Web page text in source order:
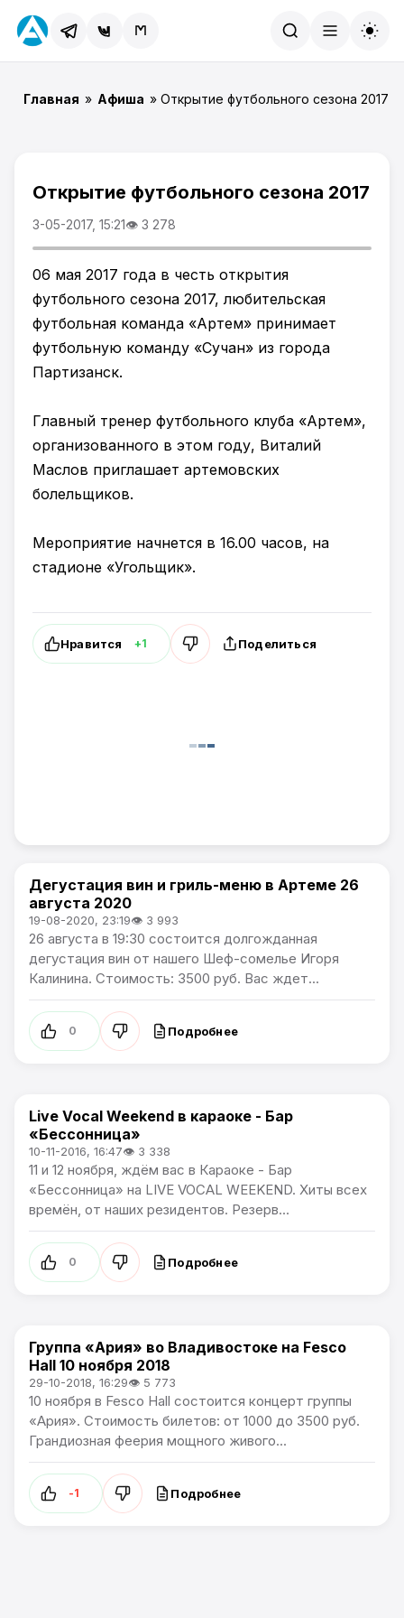
Главная » Афиша » Открытие футбольного сезона 2017
Открытие футбольного сезона 2017
3-05-2017, 15:21👁 3 278
06 мая 2017 года в честь открытия
футбольного сезона 2017, любительская
футбольная команда «Артем» принимает
футбольную команду «Сучан» из города
Партизанск.
Главный тренер футбольного клуба «Артем»,
организованного в этом году, Виталий
Маслов приглашает артемовских
болельщиков.
Мероприятие начнется в 16.00 часов, на
стадионе «Угольщик».
Нравится +1 Поделиться
Афиша
Дегустация вин и гриль-меню в Артеме 26
августа 2020
19-08-2020, 23:19👁 3 993
26 августа в 19:30 состоится долгожданная
дегустация вин от нашего Шеф-сомелье Игоря
Калинина. Стоимость: 3500 руб. Вас ждет...
0 Подробнее
Афиша
Live Vocal Weekend в караоке - Бар
«Бессонница»
10-11-2016, 16:47👁 3 338
11 и 12 ноября, ждём вас в Караоке - Бар
«Бессонница» на LIVE VOCAL WEEKEND. Хиты всех
времён, от наших резидентов. Резерв...
0 Подробнее
Афиша
Группа «Ария» во Владивостоке на Fesco
Hall 10 ноября 2018
29-10-2018, 16:29👁 5 773
10 ноября в Fesco Hall состоится концерт группы
«Ария». Стоимость билетов: от 1000 до 3500 руб.
Грандиозная феерия мощного живого...
-1 Подробнее